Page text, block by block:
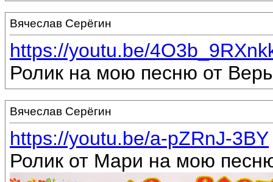
Вячеслав Серёгин
https://youtu.be/
Ролик на мою песню от
Вячеслав Серёгин
https://youtu.be/a-pZRnJ-3BY
Ролик от Мари на мою